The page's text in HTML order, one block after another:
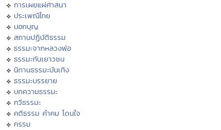
การเผยแผ่ศาสนา
ประเพณีไทย
บอกบุญ
สถานปฏิบัติธรรม
ธรรมะจากหลวงพ่อ
ธรรมะกับเยาวชน
นิทานธรรมะบันเทิง
ธรรมะบรรยาย
บทความธรรมะ
กวีธรรมะ
คติธรรม คำคม โดนใจ
กรรม